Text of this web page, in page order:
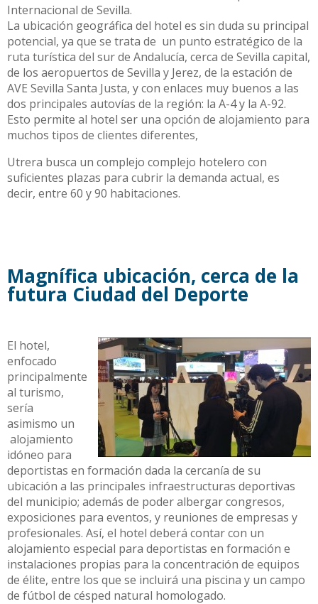
Internacional de Sevilla.
La ubicación geográfica del hotel es sin duda su principal
potencial, ya que se trata de un punto estratégico de la
ruta turística del sur de Andalucía, cerca de Sevilla capital,
de los aeropuertos de Sevilla y Jerez, de la estación de
AVE Sevilla Santa Justa, y con enlaces muy buenos a las
dos principales autovías de la región: la A-4 y la A-92.
Esto permite al hotel ser una opción de alojamiento para
muchos tipos de clientes diferentes,
Utrera busca un complejo complejo hotelero con
suficientes plazas para cubrir la demanda actual, es
decir, entre 60 y 90 habitaciones.
Magnífica ubicación, cerca de la
futura Ciudad del Deporte
El hotel,
enfocado
principalmente
al turismo,
sería
asimismo un
alojamiento
idóneo para
deportistas en formación dada la cercanía de su
ubicación a las principales infraestructuras deportivas
del municipio; además de poder albergar congresos,
exposiciones para eventos, y reuniones de empresas y
profesionales. Así, el hotel deberá contar con un
alojamiento especial para deportistas en formación e
instalaciones propias para la concentración de equipos
de élite, entre los que se incluirá una piscina y un campo
de fútbol de césped natural homologado.